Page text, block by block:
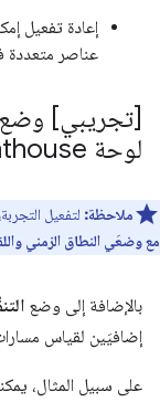
إعادة تفعيل
عناصر متعددة
[تجريبي] وضع
لوحة Lighthouse
ملاحظة: لتفعيل
مع وضعَي النطاق الزمني
بالإضافة إلى وضع
إضافيَين لقياس
على سبيل المثال،